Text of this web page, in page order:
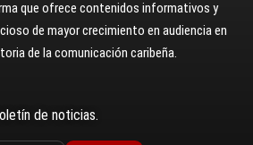
que ofrece contenidos informativos y
de mayor crecimiento en audiencia en
de la comunicación caribeña.
de noticias.